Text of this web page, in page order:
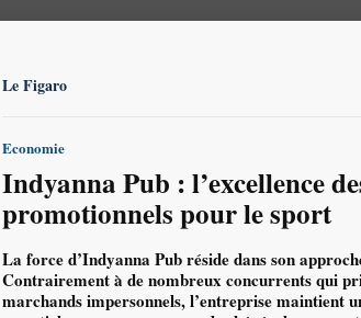
Le Figaro
Economie
Indyanna Pub : l’excellence
promotionnels pour le sport
La force d’Indyanna Pub réside dans son
Contrairement à de nombreux concurrents qui
marchands impersonnels, l’entreprise maintient